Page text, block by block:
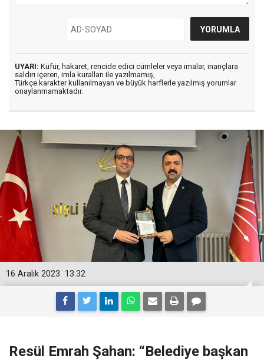
UYARI: Küfür, hakaret, rencide edici cümleler veya imalar, inançlara
saldırı içeren, imla kuralları ile yazılmamış,
Türkçe karakter kullanılmayan ve büyük harflerle yazılmış yorumlar
onaylanmamaktadır.
13:32
16 Aralık 2023
Resül Emrah Şahan: “Belediye başkan